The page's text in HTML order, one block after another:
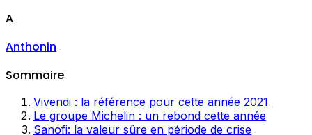
A
Anthonin
Sommaire
Vivendi : la référence pour cette année 2021
Le groupe Michelin : un rebond cette année
Sanofi: la valeur sûre en période de crise